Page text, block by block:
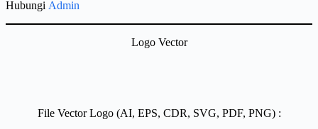
Hubungi Admin
Logo Vector
File Vector Logo (AI, EPS, CDR, SVG, PDF, PNG) :